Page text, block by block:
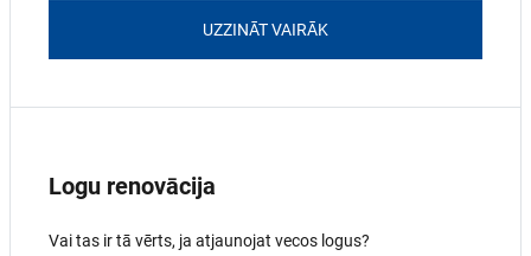
UZZINĀT VAIRĀK
Logu renovācija
Vai tas ir tā vērts, ja atjaunojat vecos logus?